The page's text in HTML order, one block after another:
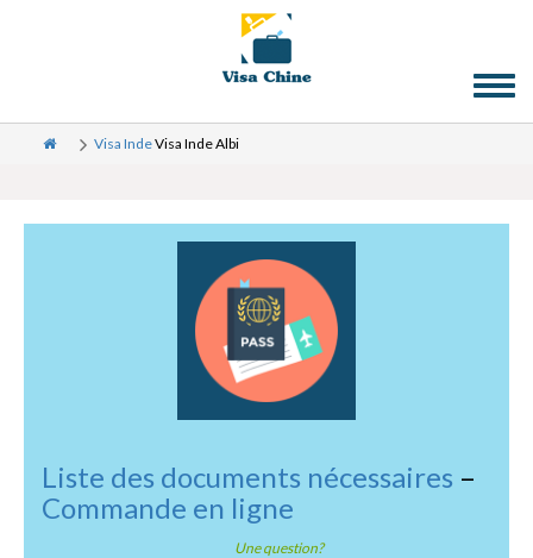
Visa IndeVisa Inde Albi
Liste des documents nécessaires –
Commande en ligne
Une question?